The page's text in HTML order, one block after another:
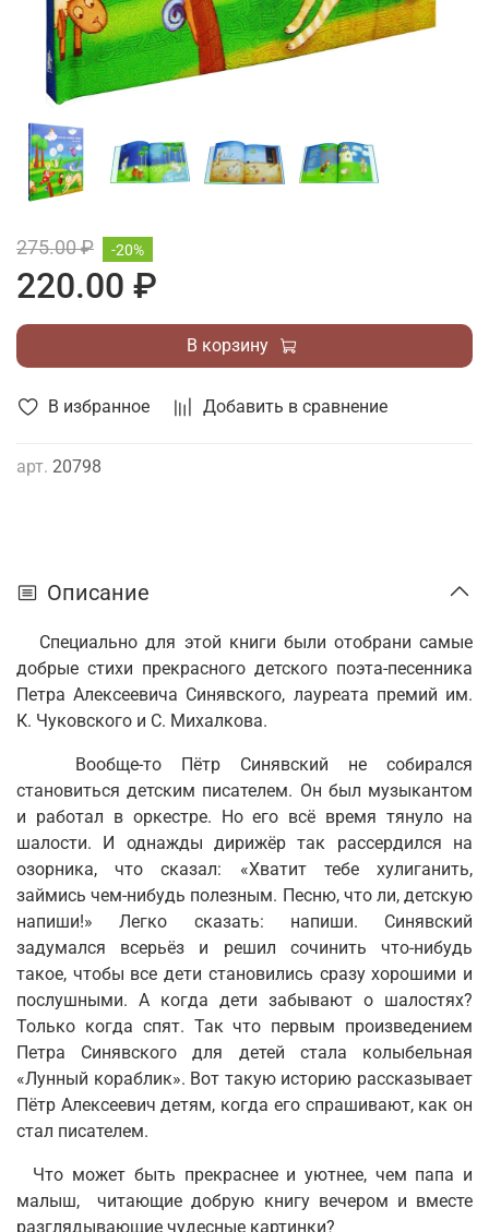
В избранное Добавить в сравнение
арт. 20798
275.00 ₽
220.00 ₽
-20%
В корзину
Описание
Специально для этой книги были отобрани самые
добрые стихи прекрасного детского поэта-песенника
Петра Алексеевича Синявского, лауреата премий им.
К. Чуковского и С. Михалкова.
Вообще-то Пётр Синявский не собирался
становиться детским писателем. Он был музыкантом
и работал в оркестре. Но его всё время тянуло на
шалости. И однажды дирижёр так рассердился на
озорника, что сказал: «Хватит тебе хулиганить,
займись чем-нибудь полезным. Песню, что ли, детскую
напиши!» Легко сказать: напиши. Синявский
задумался всерьёз и решил сочинить что-нибудь
такое, чтобы все дети становились сразу хорошими и
послушными. А когда дети забывают о шалостях?
Только когда спят. Так что первым произведением
Петра Синявского для детей стала колыбельная
«Лунный кораблик». Вот такую историю рассказывает
Пётр Алексеевич детям, когда его спрашивают, как он
стал писателем.
Что может быть прекраснее и уютнее, чем папа и
малыш, читающие добрую книгу вечером и вместе
разглядывающие чудесные картинки?